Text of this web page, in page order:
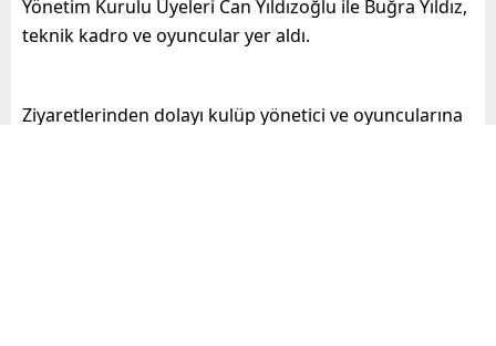
Yönetim Kurulu Üyeleri Can Yıldızoğlu ile Buğra Yıldız,
teknik kadro ve oyuncular yer aldı.
Ziyaretlerinden dolayı kulüp yönetici ve oyuncularına